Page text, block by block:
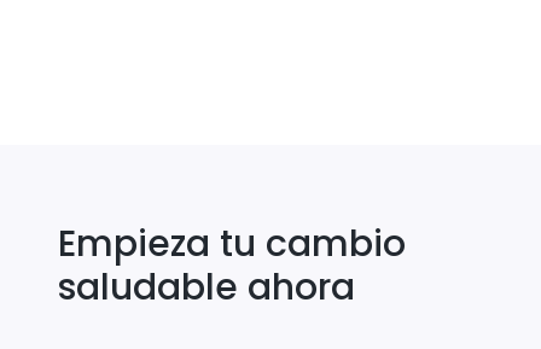
Empieza tu cambio
saludable ahora